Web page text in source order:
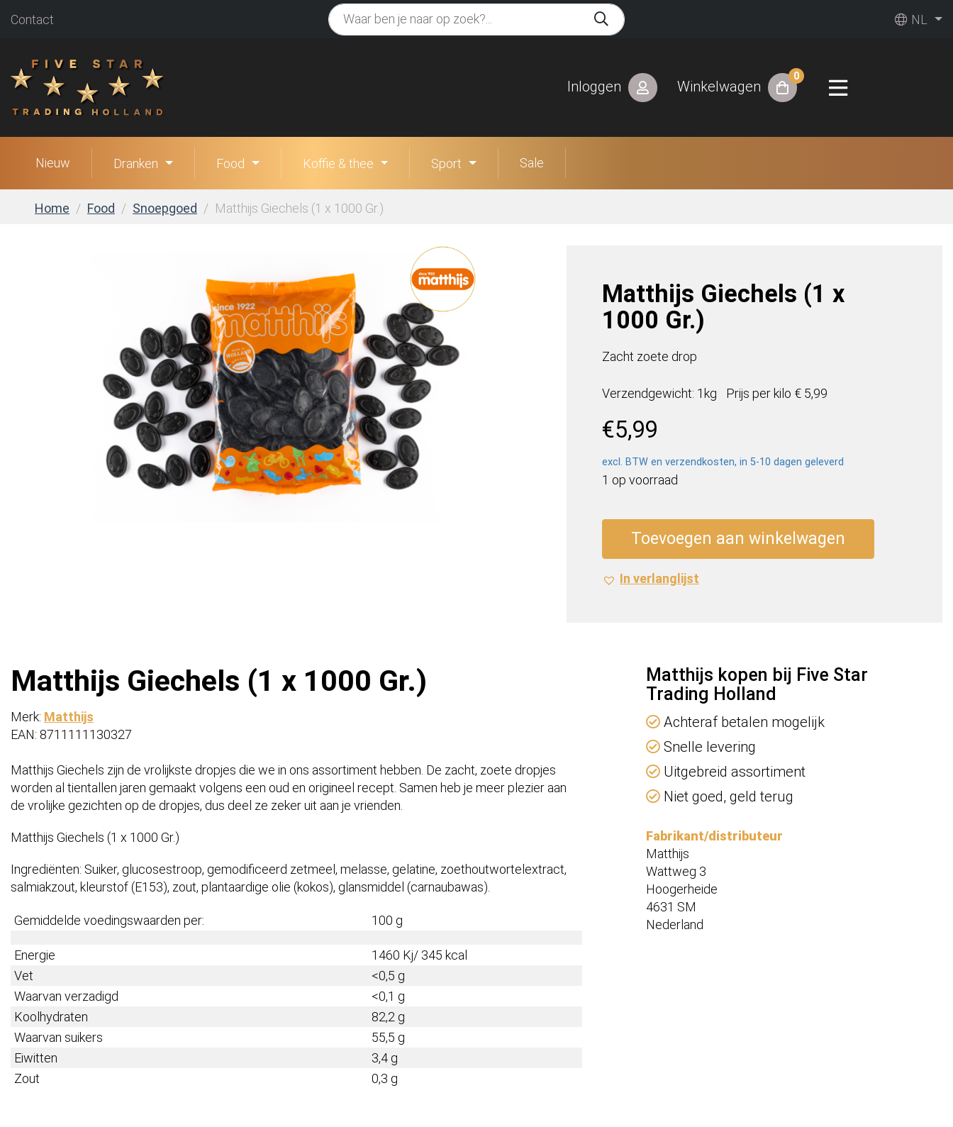
Contact NL
Inloggen Winkelwagen
0
Nieuw Dranken Food Koffie & thee Sport Sale
Home Food Snoepgoed Matthijs Giechels (1 x 1000 Gr.)
Matthijs Giechels (1 x
1000 Gr.)
Zacht zoete drop
Verzendgewicht: 1kg Prijs per kilo € 5,99
€5,99
excl. BTW en verzendkosten, in 5-10 dagen geleverd
1 op voorraad
x
1000
Toevoegen aan winkelwagen
In verlanglijst
Matthijs Giechels (1 x 1000 Gr.)
Merk: Matthijs
EAN: 8711111130327
Matthijs Giechels zijn de vrolijkste dropjes die we in ons assortiment hebben. De zacht, zoete dropjes
worden al tientallen jaren gemaakt volgens een oud en origineel recept. Samen heb je meer plezier aan
de vrolijke gezichten op de dropjes, dus deel ze zeker uit aan je vrienden.
Matthijs Giechels (1 x 1000 Gr.)
Ingrediënten: Suiker, glucosestroop, gemodificeerd zetmeel, melasse, gelatine, zoethoutwortelextract,
salmiakzout, kleurstof (E153), zout, plantaardige olie (kokos), glansmiddel (carnaubawas).
Gemiddelde voedingswaarden per: 100 g
Energie
1460 Kj/ 345 kcal
Vet
<0,5 g
Waarvan verzadigd
<0,1 g
Koolhydraten
82,2 g
Waarvan suikers
55,5 g
Eiwitten
3,4 g
Zout
0,3 g
Matthijs kopen bij Five Star
Trading Holland
Achteraf betalen mogelijk
Snelle levering
Uitgebreid assortiment
Niet goed, geld terug
Fabrikant/distributeur
Matthijs
Wattweg 3
Hoogerheide
4631 SM
Nederland